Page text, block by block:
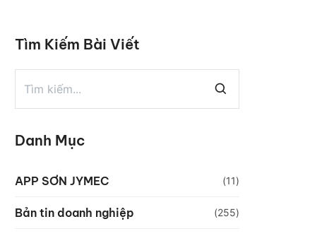
Tìm Kiếm Bài Viết
Danh Mục
APP SƠN JYMEC (11)
Bản tin doanh nghiệp (255)